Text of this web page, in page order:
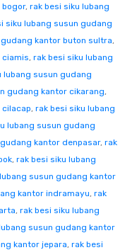
bogor, rak besi siku lubang
siku lubang susun gudang
kantor buton sultra,
ciamis, rak besi siku lubang
lubang susun gudang
gudang kantor cikarang,
cilacap, rak besi siku lubang
lubang susun gudang
kantor denpasar, rak
, rak besi siku lubang
susun gudang kantor
kantor indramayu, rak
, rak besi siku lubang
susun gudang kantor
kantor jepara, rak besi